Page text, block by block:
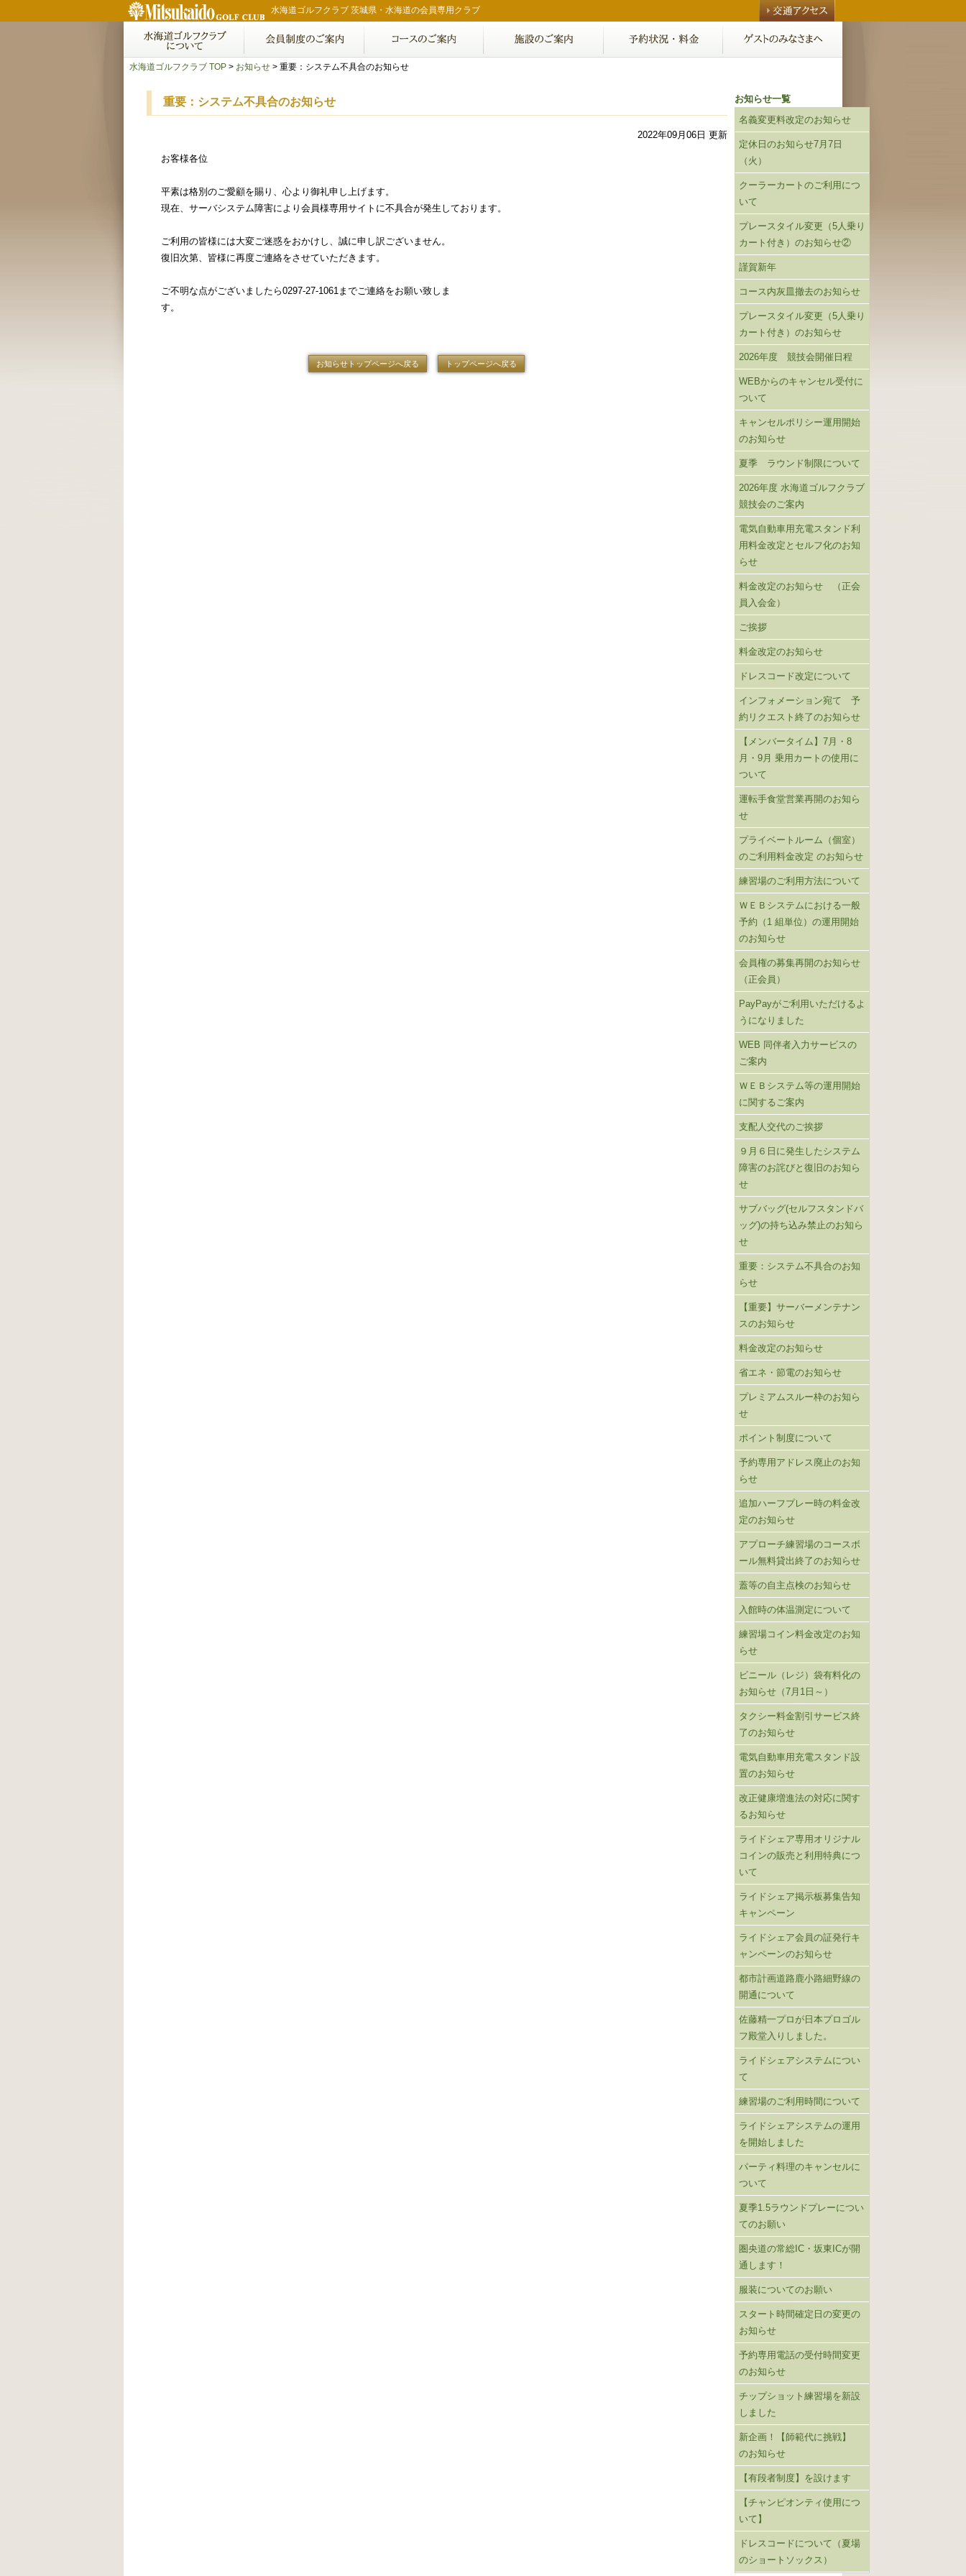
水海道ゴルフクラブ 茨城県・水海道の会員専用クラブ
水海道ゴルフクラブ TOP > お知らせ > 重要：システム不具合のお知らせ
重要：システム不具合のお知らせ
2022年09月06日 更新
お客様各位
平素は格別のご愛顧を賜り、心より御礼申し上げます。
現在、サーバシステム障害により会員様専用サイトに不具合が発生しております。
ご利用の皆様には大変ご迷惑をおかけし、誠に申し訳ございません。
復旧次第、皆様に再度ご連絡をさせていただきます。
ご不明な点がございましたら0297-27-1061までご連絡をお願い致しま
す。
お知らせトップページへ戻る トップページへ戻る
お知らせ一覧
名義変更料改定のお知らせ
定休日のお知らせ7月7日
（火）
クーラーカートのご利用につ
いて
プレースタイル変更（5人乗り
カート付き）のお知らせ②
謹賀新年
コース内灰皿撤去のお知らせ
プレースタイル変更（5人乗り
カート付き）のお知らせ
2026年度 競技会開催日程
WEBからのキャンセル受付に
ついて
キャンセルポリシー運用開始
のお知らせ
夏季 ラウンド制限について
2026年度 水海道ゴルフクラブ
競技会のご案内
電気自動車用充電スタンド利
用料金改定とセルフ化のお知
らせ
料金改定のお知らせ （正会
員入会金）
ご挨拶
料金改定のお知らせ
ドレスコード改定について
インフォメーション宛て 予
約リクエスト終了のお知らせ
【メンバータイム】7月・8
月・9月 乗用カートの使用に
ついて
運転手食堂営業再開のお知ら
せ
プライベートルーム（個室）
のご利用料金改定 のお知らせ
練習場のご利用方法について
ＷＥＢシステムにおける一般
予約（1 組単位）の運用開始
のお知らせ
会員権の募集再開のお知らせ
（正会員）
PayPayがご利用いただけるよ
うになりました
WEB 同伴者入力サービスの
ご案内
ＷＥＢシステム等の運用開始
に関するご案内
支配人交代のご挨拶
９月６日に発生したシステム
障害のお詫びと復旧のお知ら
せ
サブバッグ(セルフスタンドバ
ッグ)の持ち込み禁止のお知ら
せ
重要：システム不具合のお知
らせ
【重要】サーバーメンテナン
スのお知らせ
料金改定のお知らせ
省エネ・節電のお知らせ
プレミアムスルー枠のお知ら
せ
ポイント制度について
予約専用アドレス廃止のお知
らせ
追加ハーフプレー時の料金改
定のお知らせ
アプローチ練習場のコースボ
ール無料貸出終了のお知らせ
蓋等の自主点検のお知らせ
入館時の体温測定について
練習場コイン料金改定のお知
らせ
ビニール（レジ）袋有料化の
お知らせ（7月1日～）
タクシー料金割引サービス終
了のお知らせ
電気自動車用充電スタンド設
置のお知らせ
改正健康増進法の対応に関す
るお知らせ
ライドシェア専用オリジナル
コインの販売と利用特典につ
いて
ライドシェア掲示板募集告知
キャンペーン
ライドシェア会員の証発行キ
ャンペーンのお知らせ
都市計画道路鹿小路細野線の
開通について
佐藤精一プロが日本プロゴル
フ殿堂入りしました。
ライドシェアシステムについ
て
練習場のご利用時間について
ライドシェアシステムの運用
を開始しました
パーティ料理のキャンセルに
ついて
夏季1.5ラウンドプレーについ
てのお願い
圏央道の常総IC・坂東ICが開
通します！
服装についてのお願い
スタート時間確定日の変更の
お知らせ
予約専用電話の受付時間変更
のお知らせ
チップショット練習場を新設
しました
新企画！【師範代に挑戦】
のお知らせ
【有段者制度】を設けます
【チャンピオンティ使用につ
いて】
ドレスコードについて（夏場
のショートソックス）